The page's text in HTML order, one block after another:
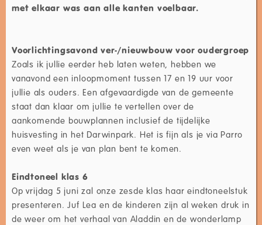
met elkaar was aan alle kanten voelbaar.
Voorlichtingsavond ver-/nieuwbouw voor oudergroep
Zoals ik jullie eerder heb laten weten, hebben we
vanavond een inloopmoment tussen 17 en 19 uur voor
jullie als ouders. Een afgevaardigde van de gemeente
staat dan klaar om jullie te vertellen over de
aankomende bouwplannen inclusief de tijdelijke
huisvesting in het Darwinpark. Het is fijn als je via Parro
even weet als je van plan bent te komen.
Eindtoneel klas 6
Op vrijdag 5 juni zal onze zesde klas haar eindtoneelstuk
presenteren. Juf Lea en de kinderen zijn al weken druk in
de weer om het verhaal van Aladdin en de wonderlamp